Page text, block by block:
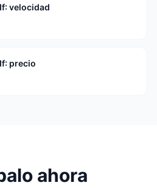
velocidad
precio
ahora